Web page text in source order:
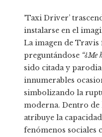
‘Taxi Driver’
instalarse en el
La imagen de Travis
preguntándose “¿Me
sido citada y
innumerables
simbolizando la
moderna. Dentro de
atribuye la
fenómenos sociales